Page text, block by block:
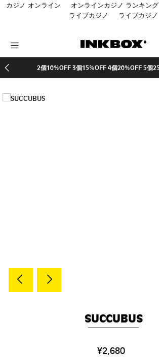
カジノ オンライン オンラインカジノ ランキング
ライブカジノ
ライブカジノ
3個15%OFF 4個20%OFF 5個25％OFF！
SUCCUBUS
¥2,680
HOME
商品を探す
コラボ商品
SALE